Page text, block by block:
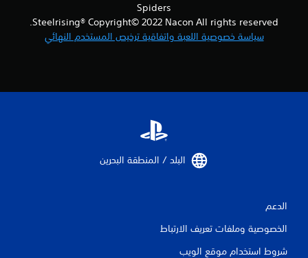
Spiders
Steelrising® Copyright© 2022 Nacon All rights reserved.
سياسة خصوصية اللعبة واتفاقية ترخيص المستخدم النهائي
البلد / المنطقة البحرين‏
الدعم
الخصوصية وملفات تعريف الارتباط
شروط استخدام موقع الويب